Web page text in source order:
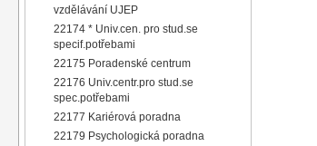
vzdělávání UJEP
22174 * Univ.cen. pro stud.se
specif.potřebami
22175 Poradenské centrum
22176 Univ.centr.pro stud.se
spec.potřebami
22177 Kariérová poradna
22179 Psychologická poradna